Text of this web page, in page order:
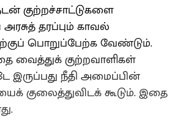
குற்றச்சாட்டுகளை
தரப்பும் காவல்
பொறுப்பேற்க வேண்டும்.
வைத்துக் குற்றவாளிகள்
இருப்பது நீதி அமைப்பின்
குலைத்துவிடக் கூடும். இதை